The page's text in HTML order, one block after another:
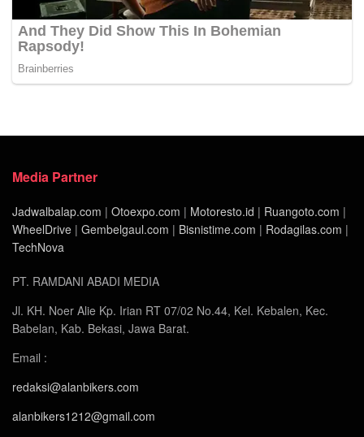
Media Partner
Jadwalbalap.com | Otoexpo.com | Motoresto.id | Ruangoto.com |
WheelDrive | Gembelgaul.com | Bisnistime.com | Rodagilas.com |
TechNova
PT. RAMDANI ABADI MEDIA
Jl. KH. Noer Alie Kp. Irian RT 07/02 No.44, Kel. Kebalen, Kec.
Babelan, Kab. Bekasi, Jawa Barat.
Email :
redaksi@alanbikers.com
alanbikers1212@gmail.com